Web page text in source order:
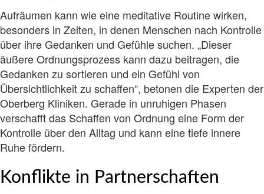
Aufräumen kann wie eine meditative Routine wirken,
besonders in Zeiten, in denen Menschen nach Kontrolle
über ihre Gedanken und Gefühle suchen. „Dieser
äußere Ordnungsprozess kann dazu beitragen, die
Gedanken zu sortieren und ein Gefühl von
Übersichtlichkeit zu schaffen“, betonen die Experten der
Oberberg Kliniken. Gerade in unruhigen Phasen
verschafft das Schaffen von Ordnung eine Form der
Kontrolle über den Alltag und kann eine tiefe innere
Ruhe fördern.
Konflikte in Partnerschaften